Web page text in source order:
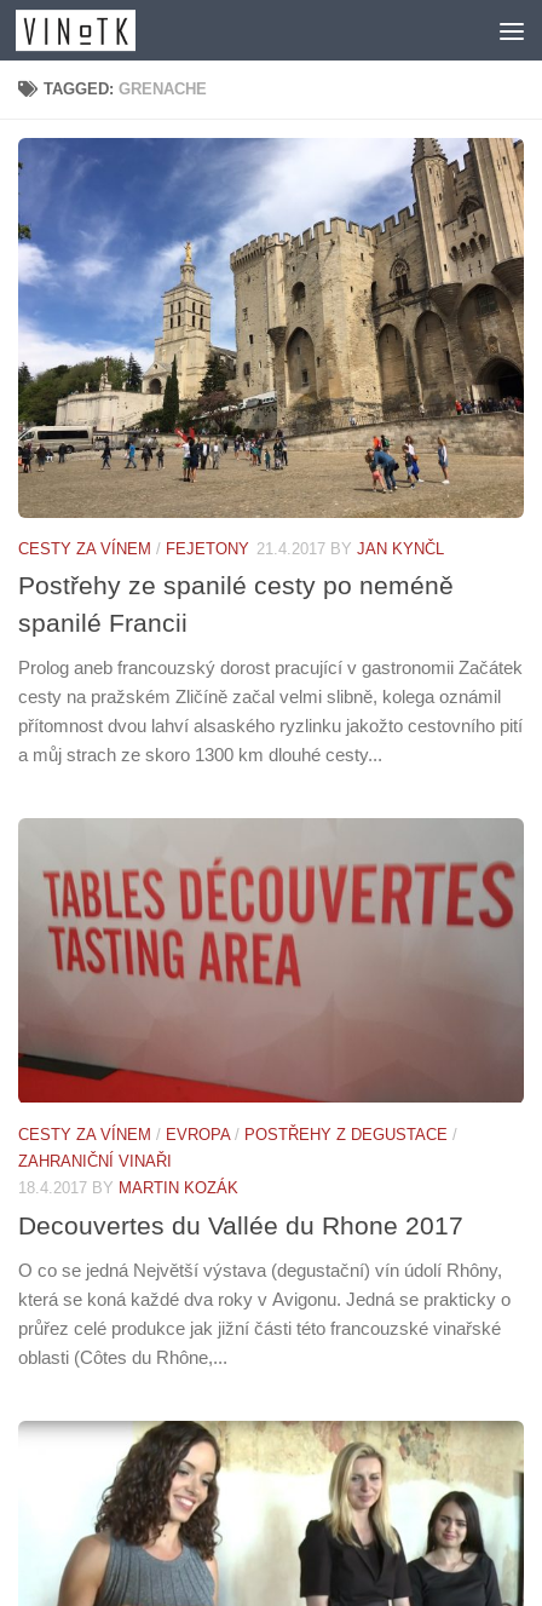
Skip to content
TAGGED:GRENACHE
CESTY ZA VÍNEM / FEJETONY 21.4.2017 BY JAN KYNČL
Postřehy ze spanilé cesty po neméně
spanilé Francii
Prolog aneb francouzský dorost pracující v gastronomii Začátek
cesty na pražském Zličíně začal velmi slibně, kolega oznámil
přítomnost dvou lahví alsaského ryzlinku jakožto cestovního pití
a můj strach ze skoro 1300 km dlouhé cesty...
CESTY ZA VÍNEM / EVROPA / POSTŘEHY Z DEGUSTACE /
ZAHRANIČNÍ VINAŘI
18.4.2017 BY MARTIN KOZÁK
Decouvertes du Vallée du Rhone 2017
O co se jedná Největší výstava (degustační) vín údolí Rhôny,
která se koná každé dva roky v Avigonu. Jedná se prakticky o
průřez celé produkce jak jižní části této francouzské vinařské
oblasti (Côtes du Rhône,...